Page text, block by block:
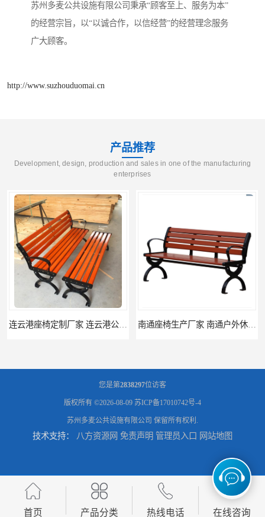
苏州多麦公共设施有限公司秉承“顾客至上、服务为本”
的经营宗旨，以“以诚合作，以信经营”的经营理念服务
广大顾客。
http://www.suzhouduomai.cn
产品推荐
Development, design, production and sales in one of the manufacturing
enterprises
连云港分类垃圾桶生产厂 连云港塑料垃圾桶 制品厂 连云港景区垃圾桶定做 连云港垃圾收集房生产厂家 连云港分类垃圾房定做 连云港不锈钢垃圾屋制品厂
您是第2838297位访客
版权所有 ©2026-08-09 苏ICP备17010742号-4
苏州多麦公共设施有限公司 保留所有权利.
技术支持： 八方资源网 免责声明 管理员入口 网站地图
首页 产品分类 热线电话 在线咨询